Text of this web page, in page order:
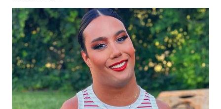
WAHANA
ADVOKAT
WAHANA
INFRASTRUKTUR
WAHANA
KONSUMEN